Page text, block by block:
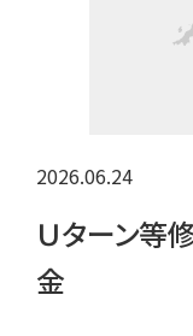
2026.06.24
Ｕターン等
金